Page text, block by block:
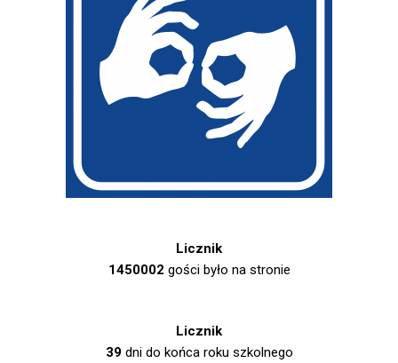
Licznik
1450002 gości było na stronie
Licznik
39dni do końca roku szkolnego